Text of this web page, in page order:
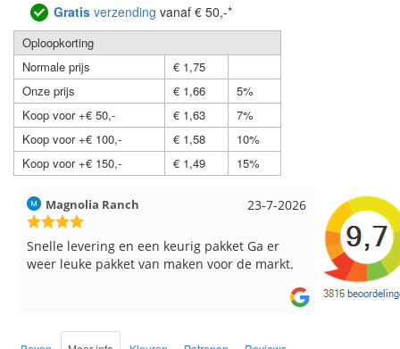
Gratis verzending vanaf € 50,-*
Oploopkorting
Normale prijs
€ 1,75
Onze prijs
€ 1,66
5%
Koop voor +€ 50,-
€ 1,63
7%
Koop voor +€ 100,-
€ 1,58
10%
Koop voor +€ 150,-
€ 1,49 15%
17-7-2026
Hilde uit Loyers
Reeds meerdere keren breigaren en
breinaalden besteld, altijd heel tevreden over
Loes uit
Snelle